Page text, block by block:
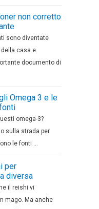
non corretto
sono diventate
casa e
documento di
Omega 3 e le
omega-3?
sulla strada per
le fonti …
per
diversa
il reishi vi
mago. Ma anche